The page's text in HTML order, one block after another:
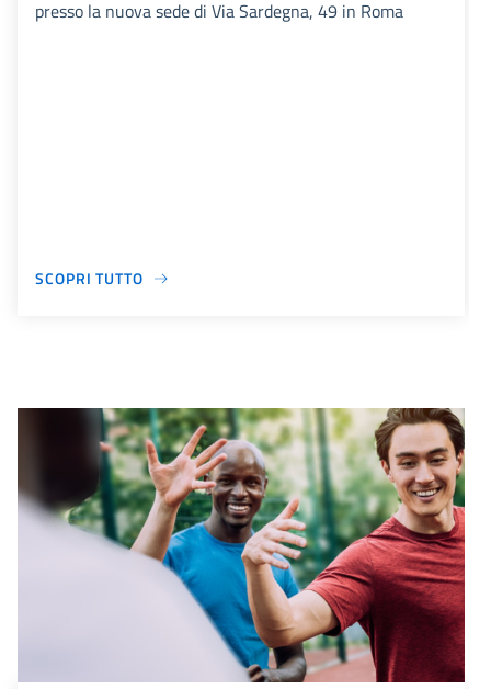
presso la nuova sede di Via Sardegna, 49 in Roma
SCOPRI TUTTO